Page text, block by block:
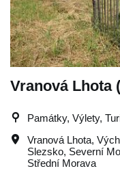
Vranová Lhota
Památky, Výlety,
Vranová Lhota,
Slezsko, Severní
Střední Morava